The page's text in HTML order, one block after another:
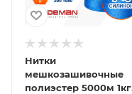
Нитки
мешкозашивочные
полиэстер 5000м 1кг